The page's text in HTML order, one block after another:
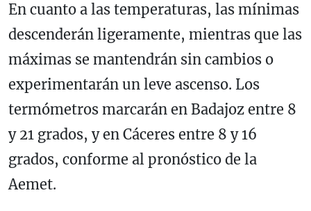
En cuanto a las temperaturas, las mínimas
descenderán ligeramente, mientras que las
máximas se mantendrán sin cambios o
experimentarán un leve ascenso. Los
termómetros marcarán en Badajoz entre 8
y 21 grados, y en Cáceres entre 8 y 16
grados, conforme al pronóstico de la
Aemet.